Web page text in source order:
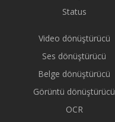
Status
Video dönüştürücü
Ses dönüştürücü
Belge dönüştürücü
Görüntü dönüştürücü
OCR